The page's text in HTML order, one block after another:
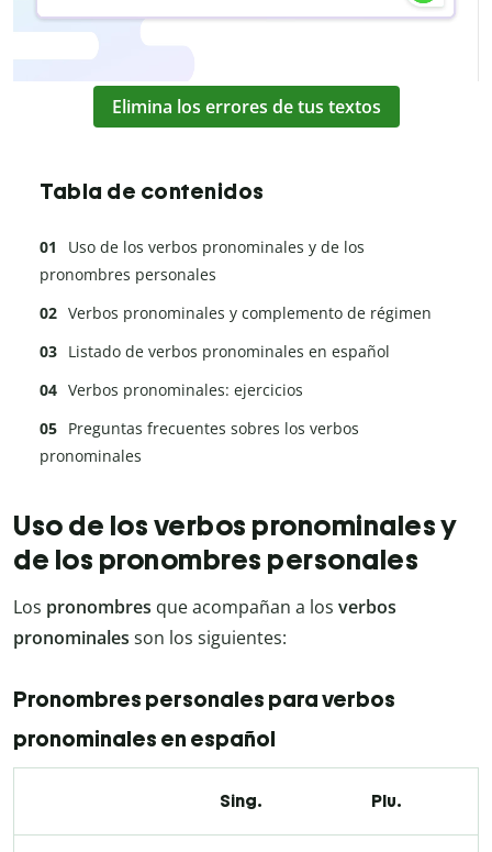
Elimina los errores de tus textos
Tabla de contenidos
Uso de los verbos pronominales y de los
pronombres personales
Verbos pronominales y complemento de régimen
Listado de verbos pronominales en español
Verbos pronominales: ejercicios
Preguntas frecuentes sobres los verbos
pronominales
Uso de los verbos pronominales y
de los pronombres personales
Los pronombres que acompañan a los verbos
pronominales son los siguientes:
Pronombres personales para verbos
pronominales en español
Sing. Plu.